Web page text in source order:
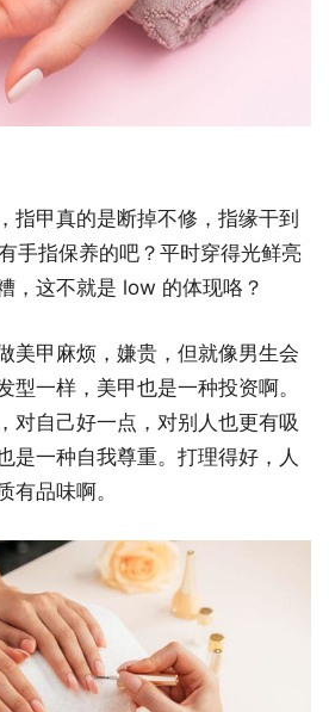
指甲真的是断掉不修，指缘干到
手指保养的吧？平时穿得光鲜亮
，这不就是 low 的体现咯？
美甲麻烦，嫌贵，但就像男生会
型一样，美甲也是一种投资啊。
对自己好一点，对别人也更有吸
是一种自我尊重。打理得好，人
有品味啊。